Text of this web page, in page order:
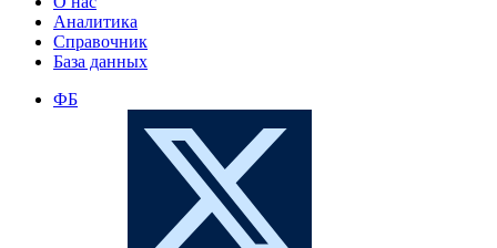
Аналитика
Справочник
База данных
ФБ